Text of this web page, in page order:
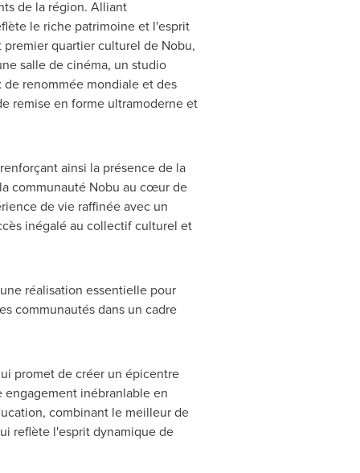
de la région. Alliant
le riche patrimoine et l'esprit
quartier culturel de Nobu,
salle de cinéma, un studio
renommée mondiale et des
remise en forme ultramoderne et
ainsi la présence de la
communauté Nobu au cœur de
de vie raffinée avec un
inégalé au collectif culturel et
réalisation essentielle pour
communautés dans un cadre
promet de créer un épicentre
inébranlable en
combinant le meilleur de
reflète l'esprit dynamique de